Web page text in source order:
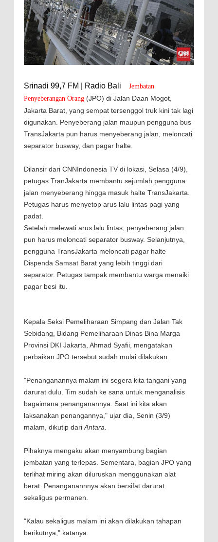
Srinadi 99,7 FM | Radio Bali
Jembatan
Penyeberangan Orang (JPO) di Jalan Daan Mogot,
Jakarta Barat, yang sempat tersenggol truk kini tak lagi
digunakan. Penyeberang jalan maupun pengguna bus
TransJakarta pun harus menyeberang jalan, meloncati
separator busway, dan pagar halte.
Dilansir dari CNNIndonesia TV di lokasi, Selasa (4/9),
petugas TranJakarta membantu sejumlah pengguna
jalan menyeberang hingga masuk halte TransJakarta.
Petugas harus menyetop arus lalu lintas pagi yang
padat.
Setelah melewati arus lalu lintas, penyeberang jalan
pun harus meloncati separator busway. Selanjutnya,
pengguna TransJakarta meloncati pagar halte
Dispenda Samsat Barat yang lebih tinggi dari
separator. Petugas tampak membantu warga menaiki
pagar besi itu.
Kepala Seksi Pemeliharaan Simpang dan Jalan Tak
Sebidang, Bidang Pemeliharaan Dinas Bina Marga
Provinsi DKI Jakarta, Ahmad Syafii, mengatakan
perbaikan JPO tersebut sudah mulai dilakukan.
"Penanganannya malam ini segera kita tangani yang
darurat dulu. Tim sudah ke sana untuk menganalisis
bagaimana penanganannya. Saat ini kita akan
laksanakan penangannya," ujar dia, Senin (3/9)
malam, dikutip dari Antara
Pihaknya mengaku akan menyambung bagian
jembatan yang terlepas. Sementara, bagian JPO yang
terlihat miring akan diluruskan menggunakan alat
berat. Penanganannnya akan bersifat darurat
sekaligus permanen.
"Kalau sekaligus malam ini akan dilakukan tahapan
berikutnya," katanya.